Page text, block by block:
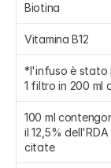
Biotina
Vitamina B12
*l'infuso è stato
1 filtro in 200 ml
100 ml
il 12,5%
citate